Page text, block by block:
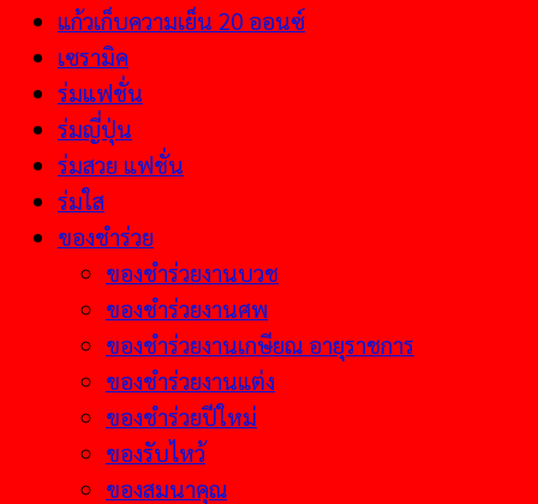
แก้วเก็บความเย็น 20 ออนซ์
เซรามิค
ร่มแฟชั่น
ร่มญี่ปุ่น
ร่มสวย แฟชั่น
ร่มใส
ของชำร่วย
ของชำร่วยงานบวช
ของชำร่วยงานศพ
ของชำร่วยงานเกษียณ อายุราชการ
ของชำร่วยงานแต่ง
ของชำร่วยปีใหม่
ของรับไหว้
ของสมนาคุณ